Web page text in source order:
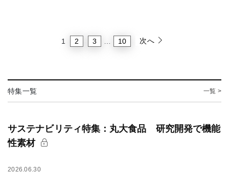
1 2 3 10 次へ
特集一覧 一覧 >
サステナビリティ特集：丸大食品 研究開発で機能
性素材
2026.06.30